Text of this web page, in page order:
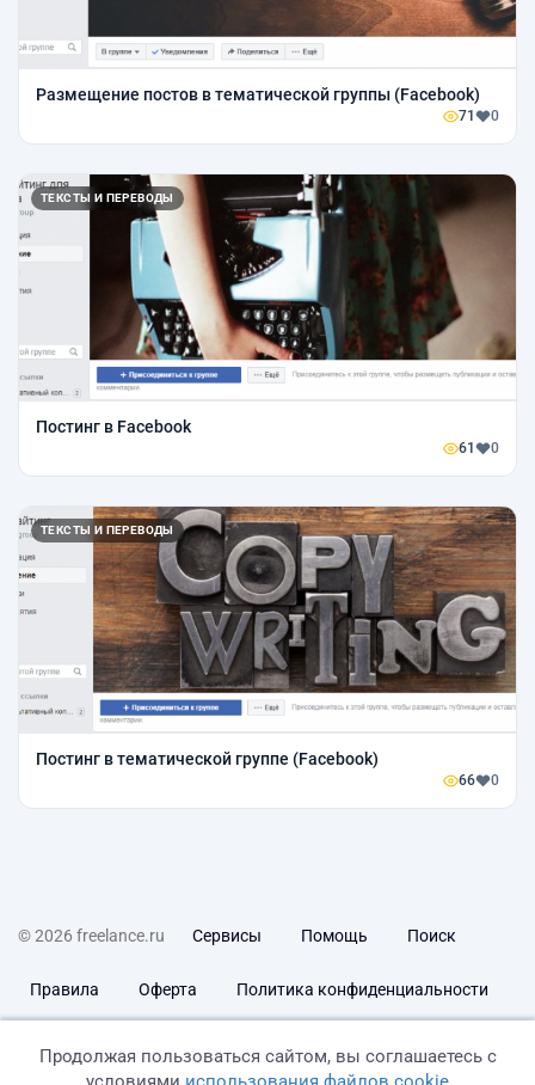
Размещение постов в тематической группы (Facebook)
71 0
ТЕКСТЫ И ПЕРЕВОДЫ
Постинг в Facebook
61 0
ТЕКСТЫ И ПЕРЕВОДЫ
Постинг в тематической группе (Facebook)
66 0
© 2026 freelance.ru Сервисы Помощь Поиск
Правила Оферта Политика конфиденциальности
Продолжая пользоваться сайтом, вы соглашаетесь с